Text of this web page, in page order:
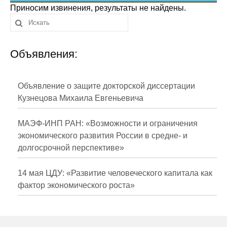
Сотрудники
Отчетность
Противодействие коррупции
Публикации
Научная жизнь
Издания
Проблемы прогнозирования
О журнале
Приносим извинения, результаты не найдены.
Объявления:
Объявление о защите докторской диссертации
Кузнецова Михаила Евгеньевича
МАЭФ-ИНП РАН: «Возможности и ограничения
экономического развития России в средне- и
долгосрочной перспективе»
14 мая ЦДУ: «Развитие человеческого капитала как
фактор экономического роста»